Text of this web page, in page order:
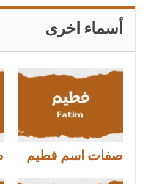
أسماء اخرى
صفات اسم فطيم